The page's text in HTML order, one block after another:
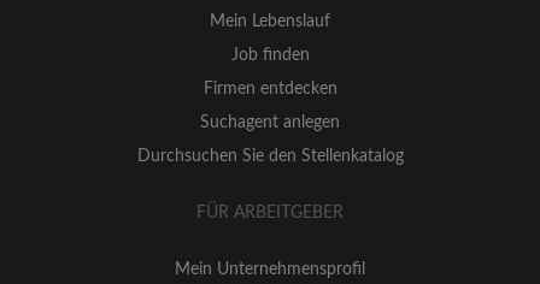
Mein Lebenslauf
Job finden
Firmen entdecken
Suchagent anlegen
Durchsuchen Sie den Stellenkatalog
FÜR ARBEITGEBER
Mein Unternehmensprofil